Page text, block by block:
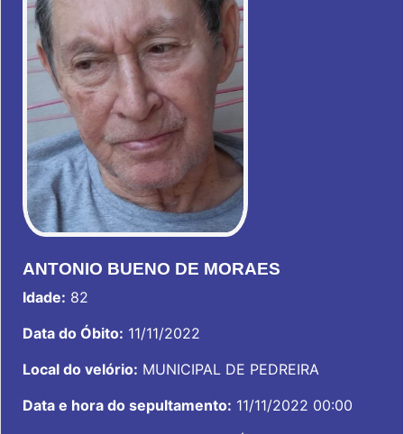
ANTONIO BUENO DE MORAES
Idade: 82
Data do Óbito: 11/11/2022
Local do velório: MUNICIPAL DE PEDREIRA
Data e hora do sepultamento: 11/11/2022 00:00